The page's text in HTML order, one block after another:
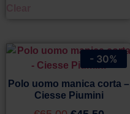
Polo uomo manica corta –
Ciesse Piumini
- 30%